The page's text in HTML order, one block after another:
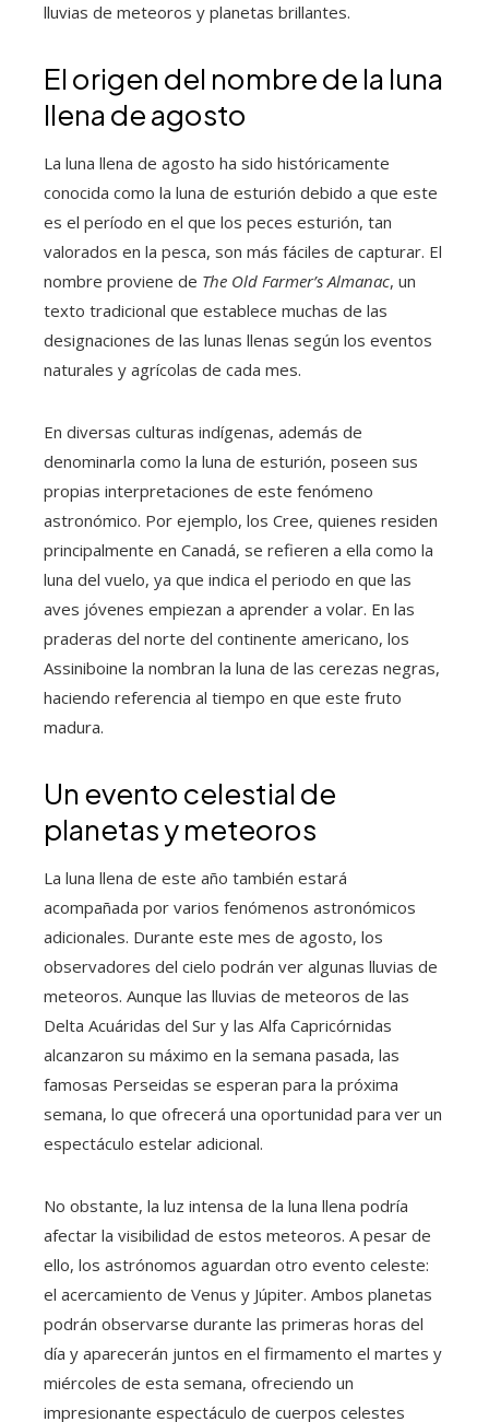
lluvias de meteoros y planetas brillantes.
El origen del nombre de la luna
llena de agosto
La luna llena de agosto ha sido históricamente
conocida como la luna de esturión debido a que este
es el período en el que los peces esturión, tan
valorados en la pesca, son más fáciles de capturar. El
nombre proviene de The Old Farmer’s Almanac, un
texto tradicional que establece muchas de las
designaciones de las lunas llenas según los eventos
naturales y agrícolas de cada mes.
En diversas culturas indígenas, además de
denominarla como la luna de esturión, poseen sus
propias interpretaciones de este fenómeno
astronómico. Por ejemplo, los Cree, quienes residen
principalmente en Canadá, se refieren a ella como la
luna del vuelo, ya que indica el periodo en que las
aves jóvenes empiezan a aprender a volar. En las
praderas del norte del continente americano, los
Assiniboine la nombran la luna de las cerezas negras,
haciendo referencia al tiempo en que este fruto
madura.
Un evento celestial de
planetas y meteoros
La luna llena de este año también estará
acompañada por varios fenómenos astronómicos
adicionales. Durante este mes de agosto, los
observadores del cielo podrán ver algunas lluvias de
meteoros. Aunque las lluvias de meteoros de las
Delta Acuáridas del Sur y las Alfa Capricórnidas
alcanzaron su máximo en la semana pasada, las
famosas Perseidas se esperan para la próxima
semana, lo que ofrecerá una oportunidad para ver un
espectáculo estelar adicional.
No obstante, la luz intensa de la luna llena podría
afectar la visibilidad de estos meteoros. A pesar de
ello, los astrónomos aguardan otro evento celeste:
el acercamiento de Venus y Júpiter. Ambos planetas
podrán observarse durante las primeras horas del
día y aparecerán juntos en el firmamento el martes y
miércoles de esta semana, ofreciendo un
impresionante espectáculo de cuerpos celestes